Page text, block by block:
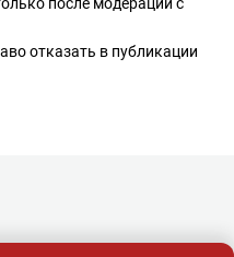
отказать в публикации